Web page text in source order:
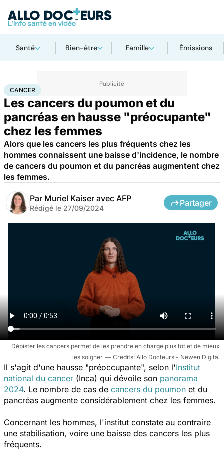
Santé Bien-être Famille Émissions
AccueilSanté Cancer
CANCER
Les cancers du poumon et du
pancréas en hausse "préocupante"
chez les femmes
Alors que les cancers les plus fréquents chez les
hommes connaissent une baisse d'incidence, le nombre
de cancers du poumon et du pancréas augmentent chez
les femmes.
Par Muriel Kaiser avec AFP
Rédigé le 27/09/2024
Partager
Dépister les cancers permet de les prendre en charge plus tôt et de mieux
les soigner
Allo Docteurs - Newen Digital
Il s'agit d'une hausse "préoccupante", selon l'Institut
national du cancer (Inca) qui dévoile son panorama
2024. Le nombre de cas de cancers du poumon et du
pancréas augmente considérablement chez les femmes.
Concernant les hommes, l'institut constate au contraire
une stabilisation, voire une baisse des cancers les plus
fréquents.